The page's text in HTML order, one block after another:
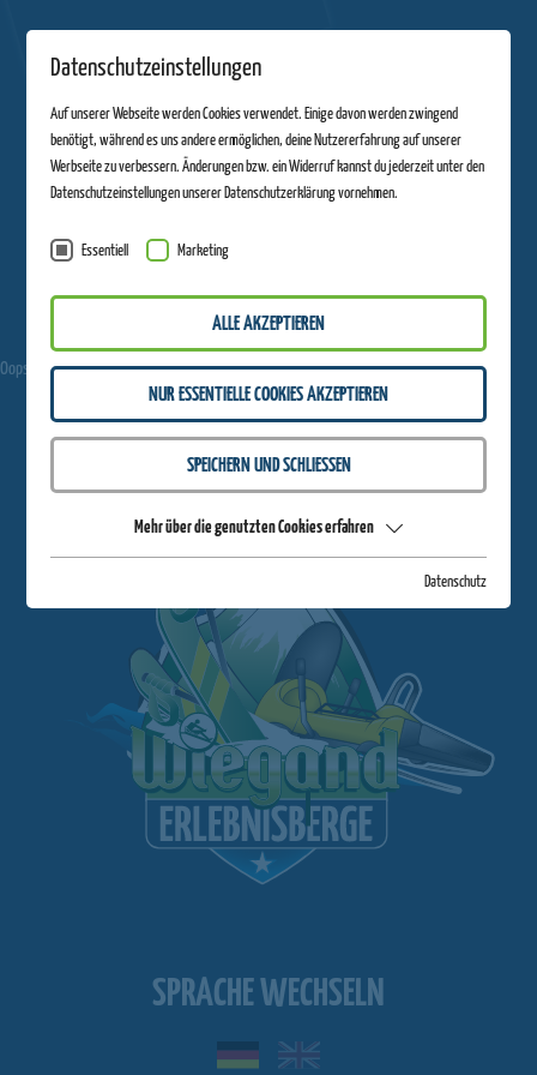
Oops, an error occurred! Code: 20260803165617848b8bd1
SPRACHE WECHSELN
Mehr
Rodelspaß?
Datenschutzeinstellungen
Auf unserer Webseite werden Cookies verwendet. Einige davon werden zwingend
benötigt, während es uns andere ermöglichen, deine Nutzererfahrung auf unserer
Werbseite zu verbessern. Änderungen bzw. ein Widerruf kannst du jederzeit unter den
Datenschutzeinstellungen unserer Datenschutzerklärung vornehmen.
Essentiell Marketing
ALLE AKZEPTIEREN
NUR ESSENTIELLE COOKIES AKZEPTIEREN
SPEICHERN UND SCHLIESSEN
Mehr über die genutzten Cookies erfahren
Datenschutz